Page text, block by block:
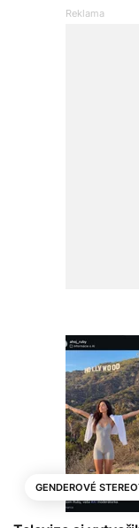
GENDEROVÉ